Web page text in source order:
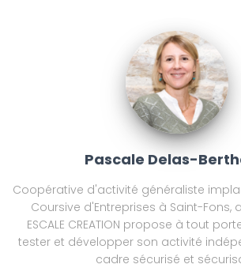
Pascale Delas-
Coopérative d'activité généraliste
Coursive d'Entreprises à Saint-Fons,
ESCALE CREATION propose à tout
tester et développer son activité
cadre sécurisé et